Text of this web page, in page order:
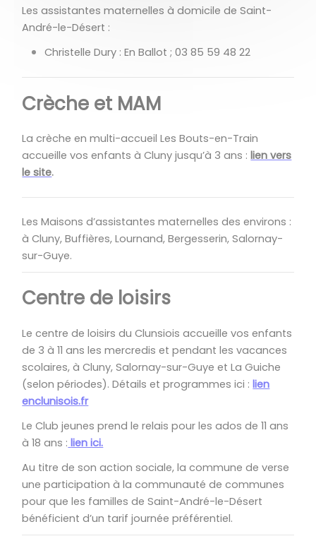
Les assistantes maternelles à domicile de Saint-
André-le-Désert :
Christelle Dury : En Ballot ; 03 85 59 48 22
Crèche et MAM
La crèche en multi-accueil Les Bouts-en-Train
accueille vos enfants à Cluny jusqu’à 3 ans :lien vers
le site.
Les Maisons d’assistantes maternelles des environs :
à Cluny, Buffières, Lournand, Bergesserin, Salornay-
sur-Guye.
Centre de loisirs
Le centre de loisirs du Clunsiois accueille vos enfants
de 3 à 11 ans les mercredis et pendant les vacances
scolaires, à Cluny, Salornay-sur-Guye et La Guiche
(selon périodes). Détails et programmes ici :lien
enclunisois.fr
Le Club jeunes prend le relais pour les ados de 11 ans
à 18 ans : lien ici.
Au titre de son action sociale, la commune de verse
une participation à la communauté de communes
pour que les familles de Saint-André-le-Désert
bénéficient d’un tarif journée préférentiel.